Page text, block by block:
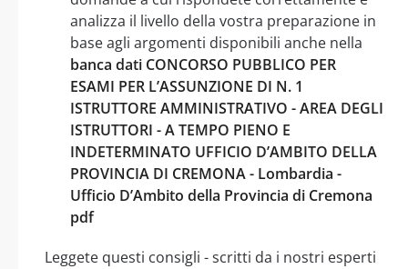
analizza il livello della vostra preparazione in
base agli argomenti disponibili anche nella
banca dati CONCORSO PUBBLICO PER
ESAMI PER L’ASSUNZIONE DI N. 1
ISTRUTTORE AMMINISTRATIVO - AREA DEGLI
ISTRUTTORI - A TEMPO PIENO E
INDETERMINATO UFFICIO D’AMBITO DELLA
PROVINCIA DI CREMONA - Lombardia -
Ufficio D’Ambito della Provincia di Cremona
pdf
Leggete questi consigli - scritti da i nostri esperti